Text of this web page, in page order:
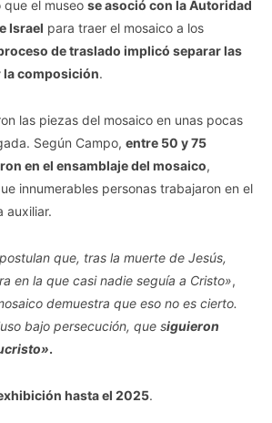
que el museo se asoció con la Autoridad
Israel para traer el mosaico a los
de traslado implicó separar las
la composición.
las piezas del mosaico en unas pocas
Según Campo, entre 50 y 75
en el ensamblaje del mosaico,
innumerables personas trabajaron en el
auxiliar.
que, tras la muerte de Jesús,
en la que casi nadie seguía a Cristo»,
demuestra que eso no es cierto.
bajo persecución, que siguieron
.
hasta el 2025.